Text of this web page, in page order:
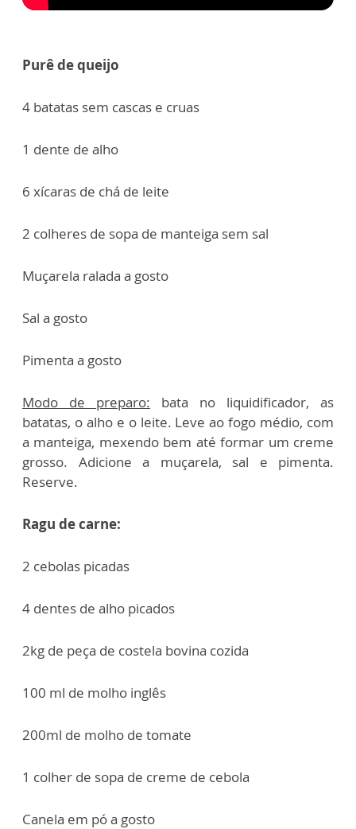
Purê de queijo
4 batatas sem cascas e cruas
1 dente de alho
6 xícaras de chá de leite
2 colheres de sopa de manteiga sem sal
Muçarela ralada a gosto
Sal a gosto
Pimenta a gosto
Modo de preparo: bata no liquidificador, as
batatas, o alho e o leite. Leve ao fogo médio, com
a manteiga, mexendo bem até formar um creme
grosso. Adicione a muçarela, sal e pimenta.
Reserve.
Ragu de carne:
2 cebolas picadas
4 dentes de alho picados
2kg de peça de costela bovina cozida
100 ml de molho inglês
200ml de molho de tomate
1 colher de sopa de creme de cebola
Canela em pó a gosto